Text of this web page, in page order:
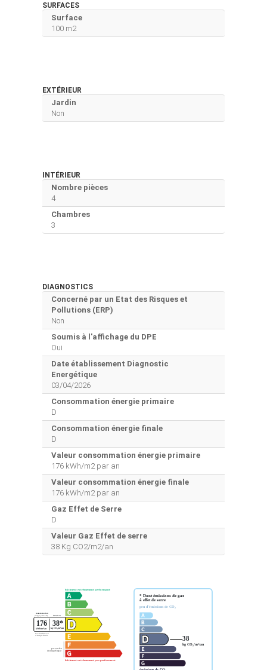
SURFACES
Surface
100 m2
EXTÉRIEUR
Jardin
Non
INTÉRIEUR
Nombre pièces
4
Chambres
3
DIAGNOSTICS
Concerné par un Etat des Risques et
Pollutions (ERP)
Non
Soumis à l'affichage du DPE
Oui
Date établissement Diagnostic
Energétique
03/04/2026
Consommation énergie primaire
D
Consommation énergie finale
D
Valeur consommation énergie primaire
176 kWh/m2 par an
Valeur consommation énergie finale
176 kWh/m2 par an
Gaz Effet de Serre
D
Valeur Gaz Effet de serre
38 Kg CO2/m2/an